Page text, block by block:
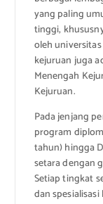
yang paling
tinggi,
oleh
kejuruan juga
Menengah
Kejuruan.
Pada jenjang
program
tahun) hingga
setara dengan
Setiap tingkat
dan